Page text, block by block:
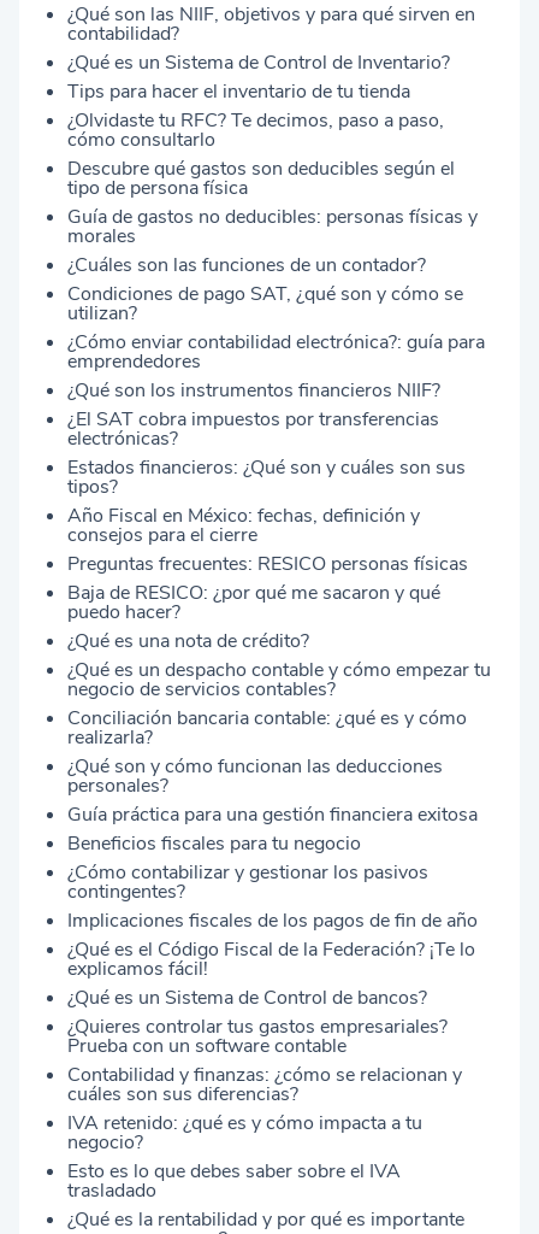
¿Qué son las NIIF, objetivos y para qué sirven en
contabilidad?
¿Qué es un Sistema de Control de Inventario?
Tips para hacer el inventario de tu tienda
¿Olvidaste tu RFC? Te decimos, paso a paso,
cómo consultarlo
Descubre qué gastos son deducibles según el
tipo de persona física
Guía de gastos no deducibles: personas físicas y
morales
¿Cuáles son las funciones de un contador?
Condiciones de pago SAT, ¿qué son y cómo se
utilizan?
¿Cómo enviar contabilidad electrónica?: guía para
emprendedores
¿Qué son los instrumentos financieros NIIF?
¿El SAT cobra impuestos por transferencias
electrónicas?
Estados financieros: ¿Qué son y cuáles son sus
tipos?
Año Fiscal en México: fechas, definición y
consejos para el cierre
Preguntas frecuentes: RESICO personas físicas
Baja de RESICO: ¿por qué me sacaron y qué
puedo hacer?
¿Qué es una nota de crédito?
¿Qué es un despacho contable y cómo empezar tu
negocio de servicios contables?
Conciliación bancaria contable: ¿qué es y cómo
realizarla?
¿Qué son y cómo funcionan las deducciones
personales?
Guía práctica para una gestión financiera exitosa
Beneficios fiscales para tu negocio
¿Cómo contabilizar y gestionar los pasivos
contingentes?
Implicaciones fiscales de los pagos de fin de año
¿Qué es el Código Fiscal de la Federación? ¡Te lo
explicamos fácil!
¿Qué es un Sistema de Control de bancos?
¿Quieres controlar tus gastos empresariales?
Prueba con un software contable
Contabilidad y finanzas: ¿cómo se relacionan y
cuáles son sus diferencias?
IVA retenido: ¿qué es y cómo impacta a tu
negocio?
Esto es lo que debes saber sobre el IVA
trasladado
¿Qué es la rentabilidad y por qué es importante